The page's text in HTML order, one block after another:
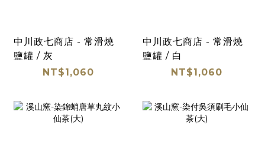
中川政七商店 - 常滑燒
鹽罐 / 灰
NT$1,060
中川政七商店 - 常滑燒
鹽罐 / 白
NT$1,060